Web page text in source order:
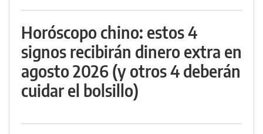
Horóscopo chino: estos 4
signos recibirán dinero extra en
agosto 2026 (y otros 4 deberán
cuidar el bolsillo)